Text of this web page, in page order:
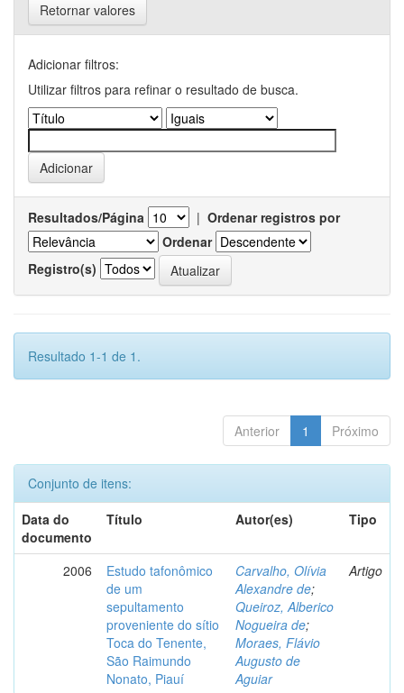
Retornar valores
Adicionar filtros:
Utilizar filtros para refinar o resultado de busca.
Resultados/Página | Ordenar registros por
Ordenar
Registro(s)
Resultado 1-1 de 1.
Anterior 1 Próximo
Conjunto de itens:
Data do
documento
Título Autor(es) Tipo
2006
Estudo tafonômico
de um
sepultamento
proveniente do sítio
Toca do Tenente,
São Raimundo
Nonato, Piauí
Carvalho, Olívia
Alexandre de;
Queiroz, Alberico
Nogueira de;
Moraes, Flávio
Augusto de
Aguiar
Artigo